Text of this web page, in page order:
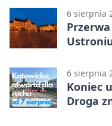
6 sierpnia
6 sierpnia
Koniec
Droga